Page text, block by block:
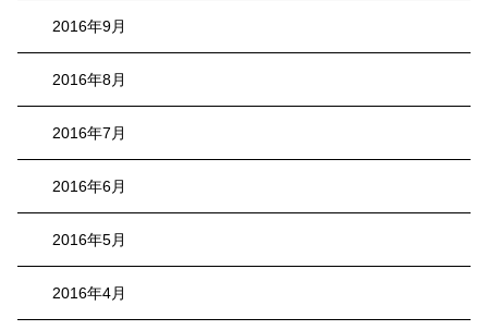
2016年9月
2016年8月
2016年7月
2016年6月
2016年5月
2016年4月